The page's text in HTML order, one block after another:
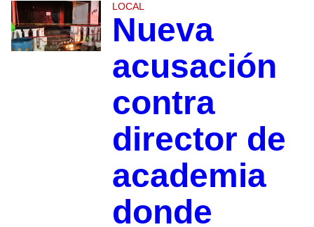
LOCAL
Nueva
acusación
contra
director de
academia
donde